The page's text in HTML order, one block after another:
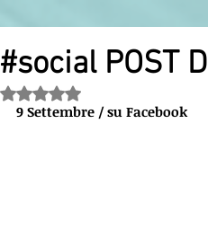
#social POST
Valutazione NaN stelle su 5.
9 Settembre / su Facebook